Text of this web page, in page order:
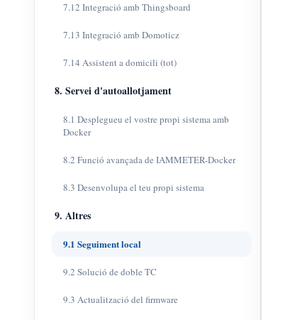
7.12 Integració amb Thingsboard
7.13 Integració amb Domoticz
7.14 Assistent a domicili (tot)
8. Servei d'autoallotjament
8.1 Desplegueu el vostre propi sistema amb
Docker
8.2 Funció avançada de IAMMETER-Docker
8.3 Desenvolupa el teu propi sistema
9. Altres
9.1 Seguiment local
9.2 Solució de doble TC
9.3 Actualització del firmware